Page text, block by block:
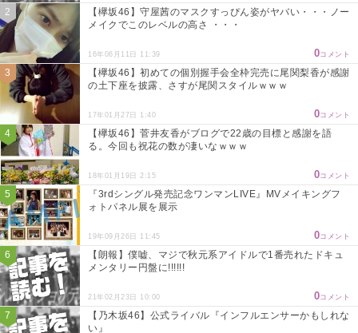
【欅坂46】守屋茜のマスクすっぴん姿がヤバい・・・ノー
メイクでこのレベルの高さ ・・・
16年06月11日 11:39 0コメント
【欅坂46】初めての個別握手会全枠完売に尾関梨香が感謝
の土下座を披露、さすが尾関スタイルｗｗｗ
17年01月27日 1:40 0コメント
【欅坂46】菅井友香がブログで22歳の目標と感謝を語
る。今回も祝花の数が凄いなｗｗｗ
18年01月19日 2:15 0コメント
『3rdシングル発売記念ワンマンLIVE』MVメイキングフ
ォトパネル展を展示
19年09月26日 11:45 0コメント
【朗報】僕嘘、マジで秋元系アイドルで1番売れたドキュ
メンタリー円盤に!!!!!!
21年02月23日 10:00 0コメント
【乃木坂46】公式ライバル『インフルエンサーかもしれな
い』